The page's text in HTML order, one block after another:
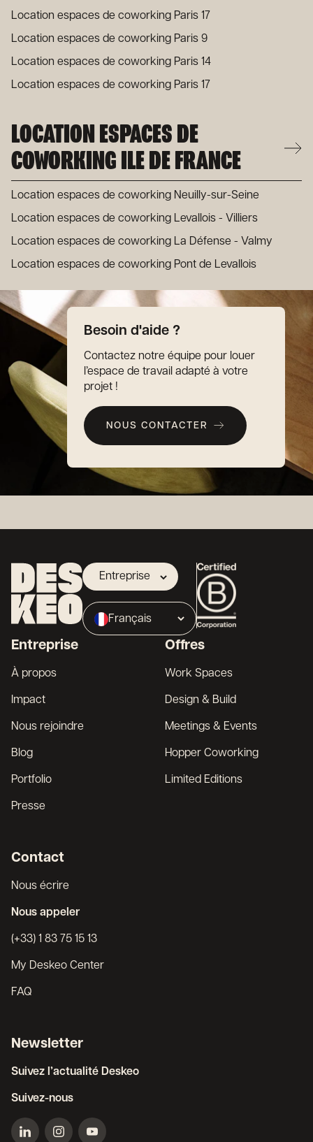
Location espaces de coworking Paris 17
Location espaces de coworking Paris 9
Location espaces de coworking Paris 14
Location espaces de coworking Paris 17
LOCATION ESPACES DE
COWORKING ILE DE FRANCE
Location espaces de coworking Neuilly-sur-Seine
Location espaces de coworking Levallois - Villiers
Location espaces de coworking La Défense - Valmy
Location espaces de coworking Pont de Levallois
Besoin d'aide ?
Contactez notre équipe pour louer
l’espace de travail adapté à votre
projet !
NOUS CONTACTER
Entreprise
Propriétaire
Broker
Français
Entreprise
À propos
Impact
Nous rejoindre
Blog
Portfolio
Presse
Offres
Work Spaces
Design & Build
Meetings & Events
Hopper Coworking
Limited Editions
Contact
Nous écrire
Nous appeler
(+33) 1 83 75 15 13
My Deskeo Center
FAQ
Newsletter
Suivez l’actualité Deskeo
Suivez-nous